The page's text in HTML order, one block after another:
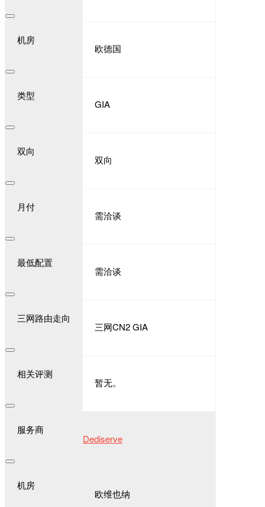
机房
欧德国
类型
GIA
双向
双向
月付
需洽谈
最低配置
需洽谈
三网路由走向
三网CN2 GIA
相关评测
暂无。
服务商
Dediserve
机房
欧维也纳